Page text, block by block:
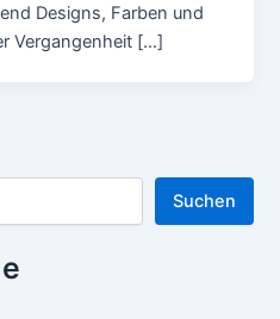
Designs, Farben und
Vergangenheit […]
Suchen